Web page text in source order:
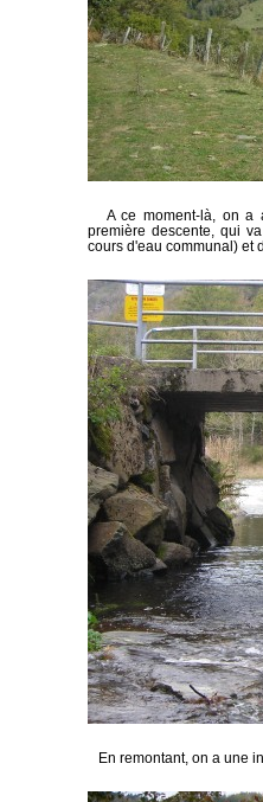
A ce moment-là, on a
première descente, qui
cours d'eau communal) et
En remontant, on a une